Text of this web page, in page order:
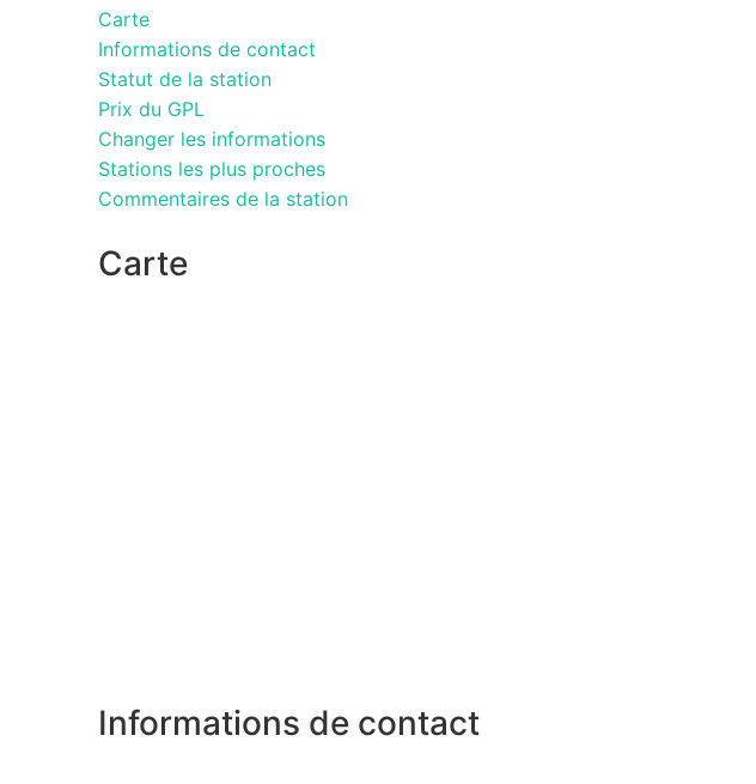
Carte
Informations de contact
Statut de la station
Prix du GPL
Changer les informations
Stations les plus proches
Commentaires de la station
Carte
Informations de contact